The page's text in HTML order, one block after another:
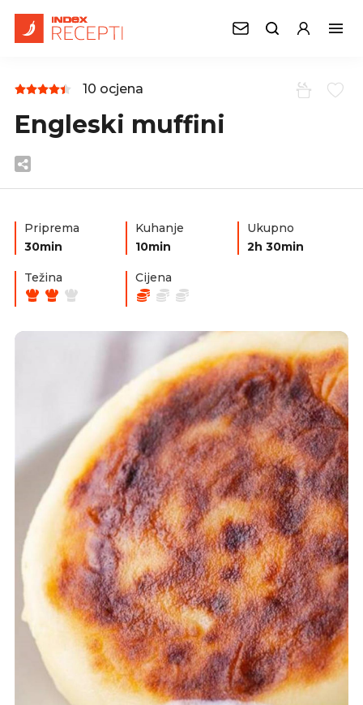
10 ocjena
Engleski muffini
Priprema
30min
Kuhanje
10min
Ukupno
2h 30min
Težina Cijena